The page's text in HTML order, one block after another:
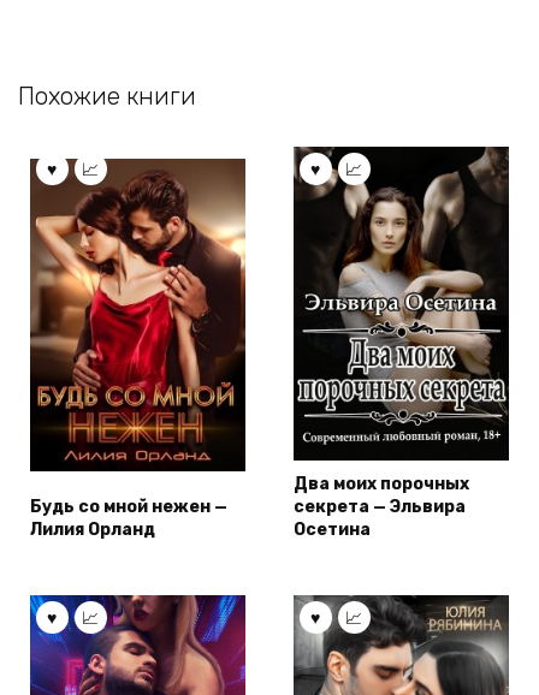
Похожие книги
Будь со мной нежен —
Лилия Орланд
Два моих порочных
секрета — Эльвира
Осетина